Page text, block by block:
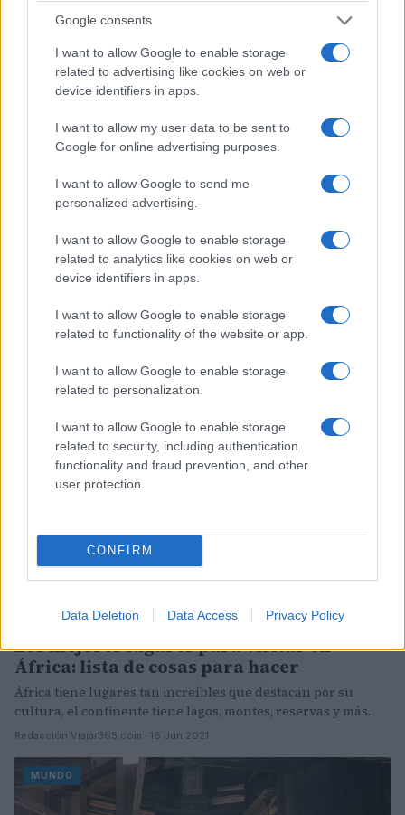
Google consents
I want to allow Google to enable storage
related to advertising like cookies on web or
device identifiers in apps.
I want to allow my user data to be sent to
Google for online advertising purposes.
I want to allow Google to send me
personalized advertising.
I want to allow Google to enable storage
related to analytics like cookies on web or
device identifiers in apps.
I want to allow Google to enable storage
related to functionality of the website or app.
I want to allow Google to enable storage
related to personalization.
I want to allow Google to enable storage
related to security, including authentication
functionality and fraud prevention, and other
user protection.
CONFIRM
Data Deletion Data Access Privacy Policy
Ocho cosas extraordinarias que hacer en
la Patagonia
Senderismo, cabalgatas, excursiones son algunas de las
cosas que puede hacer en La Patagonia,
MUNDO
Los mejores lugares para visitar en
África: lista de cosas para hacer
África tiene lugares tan increíbles que destacan por su
cultura, el continente tiene lagos, montes, reservas y más.
Redacción Viajar365.com · 16 Jun 2021
MUNDO